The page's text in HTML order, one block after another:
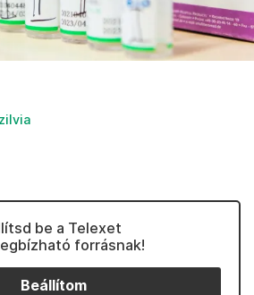
be a Telexet
forrásnak!
Beállítom